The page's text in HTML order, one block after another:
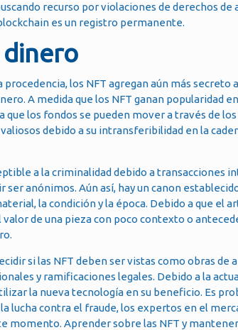
recurso por violaciones de derechos de
es un registro permanente.
dinero
los NFT agregan aún más secreto
A medida que los NFT ganan popularidad
los fondos se pueden mover a través de
debido a su intransferibilidad en la
a la criminalidad debido a transacciones
anónimos. Aún así, hay un canon
la condición y la época. Debido a que el
de una pieza con poco contexto o
si las NFT deben ser vistas como obras de
y ramificaciones legales. Debido a la
la nueva tecnología en su beneficio. Es
lucha contra el fraude, los expertos en el
momento. Aprender sobre las NFT y